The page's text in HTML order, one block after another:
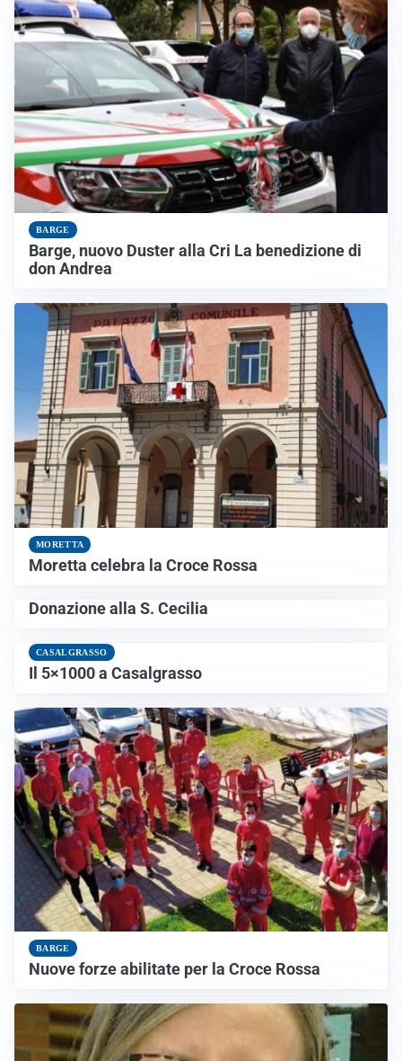
BARGE
Barge, nuovo Duster alla Cri La benedizione di
don Andrea
MORETTA
Moretta celebra la Croce Rossa
Donazione alla S. Cecilia
CASALGRASSO
Il 5×1000 a Casalgrasso
BARGE
Nuove forze abilitate per la Croce Rossa